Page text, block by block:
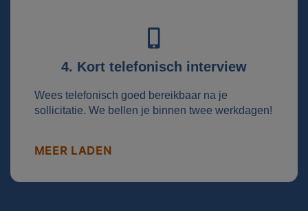
4. Kort telefonisch interview
Wees telefonisch goed bereikbaar na je
sollicitatie. We bellen je binnen twee werkdagen!
MEER LADEN